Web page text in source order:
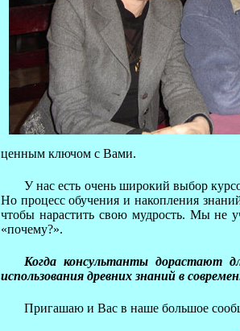
ценным ключом с Вами.
У нас есть очень широкий выбор
Но процесс обучения и накопления
чтобы нарастить свою мудрость. Мы не
«почему?».
Когда консультанты дорастают
использования древних знаний в
Пригашаю и Вас в наше большое